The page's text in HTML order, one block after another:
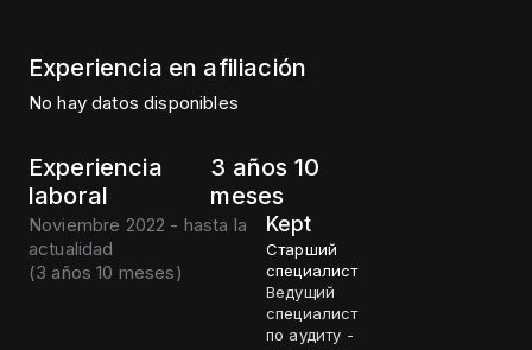
Experiencia en afiliación
No hay datos disponibles
Experiencia
laboral
3 años 10
meses
Noviembre 2022 - hasta la
actualidad
(3 años 10 meses)
Kept
Старший
специалист
Ведущий
специалист
по аудиту -